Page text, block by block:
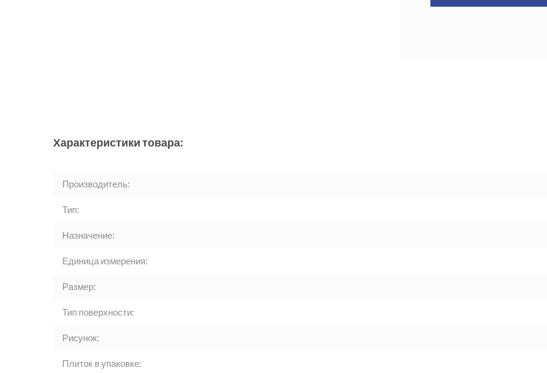
Характеристики товара:
Производитель:
Тип:
Назначение:
Единица измерения:
Размер:
Тип поверхности:
Рисунок:
Плиток в упаковке: